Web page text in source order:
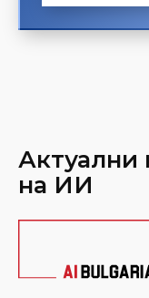
Актуални
на ИИ